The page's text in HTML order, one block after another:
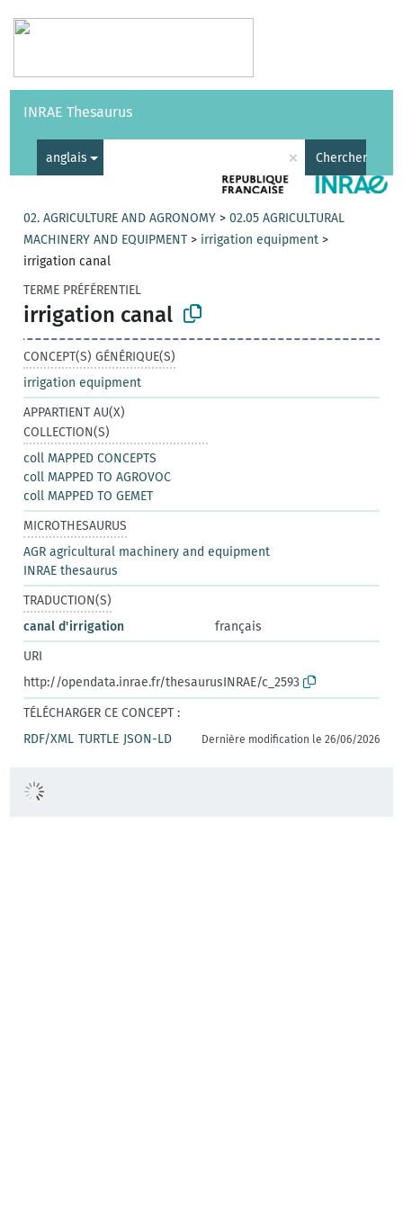
Vocabulaires API
INRAE Thesaurus
anglais × Chercher
02. AGRICULTURE AND AGRONOMY >02.05 AGRICULTURAL
MACHINERY AND EQUIPMENT > irrigation equipment >
irrigation canal
TERME PRÉFÉRENTIEL
irrigation canal
CONCEPT(S) GÉNÉRIQUE(S)
irrigation equipment
APPARTIENT AU(X)
COLLECTION(S)
coll MAPPED CONCEPTS
coll MAPPED TO AGROVOC
coll MAPPED TO GEMET
MICROTHESAURUS
AGR agricultural machinery and equipment
INRAE thesaurus
TRADUCTION(S)
canal d'irrigation
français
URI
http://opendata.inrae.fr/thesaurusINRAE/c_2593
TÉLÉCHARGER CE CONCEPT :
RDF/XML TURTLE JSON-LD Dernière modification le 26/06/2026